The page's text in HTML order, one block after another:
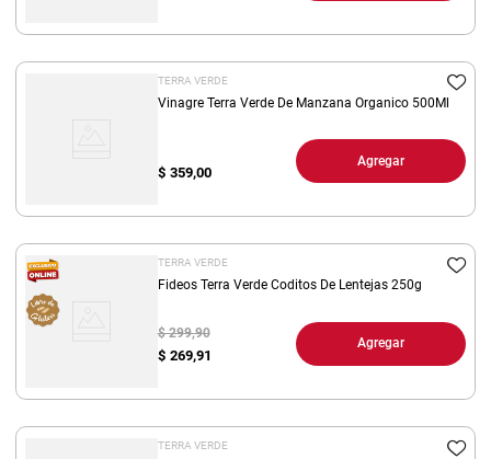
TERRA VERDE
Vinagre Terra Verde De Manzana Organico 500Ml
$ 359,00
Agregar
TERRA VERDE
Fideos Terra Verde Coditos De Lentejas 250g
$ 269,91
$ 299,90
Agregar
TERRA VERDE